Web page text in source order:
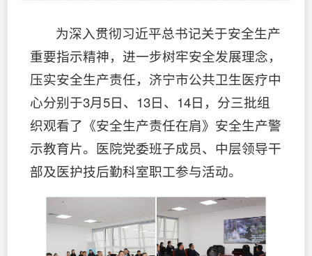
为深入贯彻习近平总书记关于安全生产
重要指示精神，进一步树牢安全发展理念，
压实安全生产责任，济宁市公共卫生医疗中
心分别于3月5日、13日、14日，分三批组
织观看了《安全生产责任在肩》安全生产警
示教育片。医院党委班子成员、中层领导干
部及医护技后勤科室职工参与活动。